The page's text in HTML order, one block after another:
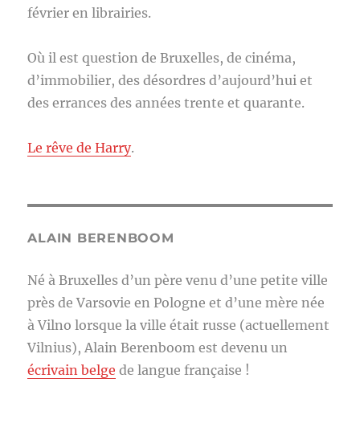
février en librairies.
Où il est question de Bruxelles, de cinéma,
d’immobilier, des désordres d’aujourd’hui et
des errances des années trente et quarante.
Le rêve de Harry.
ALAIN BERENBOOM
Né à Bruxelles d’un père venu d’une petite ville
près de Varsovie en Pologne et d’une mère née
à Vilno lorsque la ville était russe (actuellement
Vilnius), Alain Berenboom est devenu un
écrivain belge de langue française !